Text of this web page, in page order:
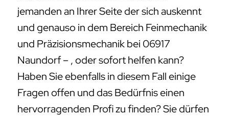
jemanden an Ihrer Seite der sich auskennt
und genauso in dem Bereich Feinmechanik
und Präzisionsmechanik bei 06917
Naundorf – , oder sofort helfen kann?
Haben Sie ebenfalls in diesem Fall einige
Fragen offen und das Bedürfnis einen
hervorragenden Profi zu finden? Sie dürfen